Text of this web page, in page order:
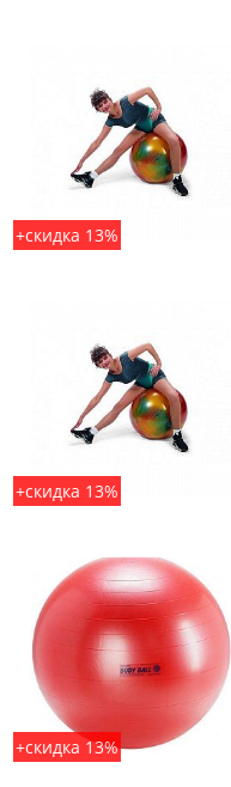
+скидка 13%
+скидка 13%
+скидка 13%